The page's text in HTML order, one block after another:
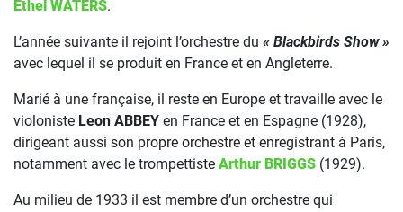
Ethel WATERS.
L’année suivante il rejoint l’orchestre du « Blackbirds Show »
avec lequel il se produit en France et en Angleterre.
Marié à une française, il reste en Europe et travaille avec le
violoniste Leon ABBEY en France et en Espagne (1928),
dirigeant aussi son propre orchestre et enregistrant à Paris,
notamment avec le trompettiste Arthur BRIGGS (1929).
Au milieu de 1933 il est membre d’un orchestre qui